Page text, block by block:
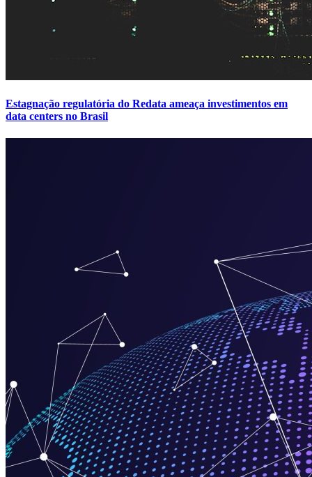
Estagnação regulatória do Redata ameaça investimentos em
data centers no Brasil